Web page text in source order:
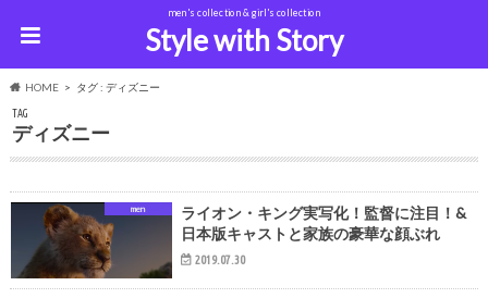
men's collection & girl's collection
Style with Story
HOME タグ : ディズニー
TAG
ディズニー
men
ライオン・キング実写化！監督に注目！&
日本版キャストと家族の豪華な顔ぶれ
2019.07.30